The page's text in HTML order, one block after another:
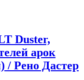
Duster,
арок
/ Рено Дастер